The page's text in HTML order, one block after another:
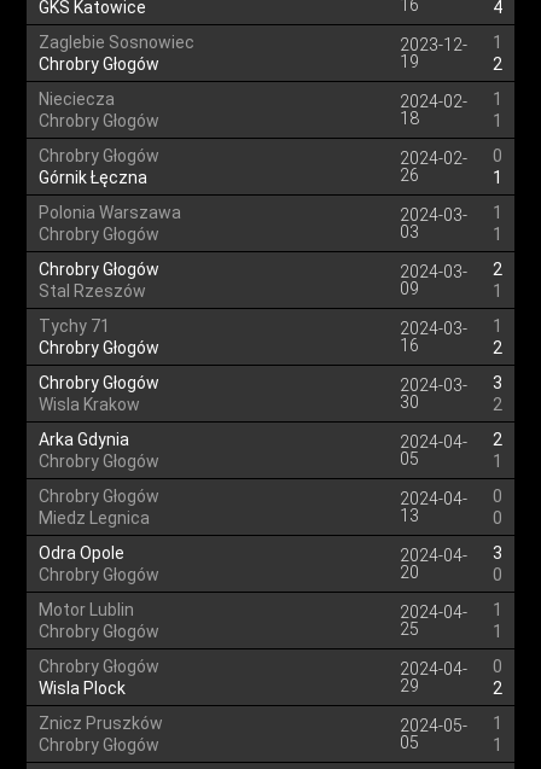
GKS Katowice
16
4
Zaglebie Sosnowiec
Chrobry Głogów
2023-12-
19
1
2
Nieciecza
Chrobry Głogów
2024-02-
18
1
1
Chrobry Głogów
Górnik Łęczna
2024-02-
26
0
1
Polonia Warszawa
Chrobry Głogów
2024-03-
03
1
1
Chrobry Głogów
Stal Rzeszów
2024-03-
09
2
1
Tychy 71
Chrobry Głogów
2024-03-
16
1
2
Chrobry Głogów
Wisla Krakow
2024-03-
30
3
2
Arka Gdynia
Chrobry Głogów
2024-04-
05
2
1
Chrobry Głogów
Miedz Legnica
2024-04-
13
0
0
Odra Opole
Chrobry Głogów
2024-04-
20
3
0
Motor Lublin
Chrobry Głogów
2024-04-
25
1
1
Chrobry Głogów
Wisla Plock
2024-04-
29
0
2
Znicz Pruszków
Chrobry Głogów
2024-05-
05
1
1